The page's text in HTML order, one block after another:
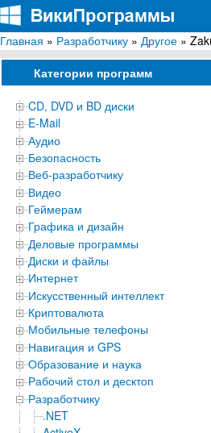
ВикиПрограммы
Энциклопедия бесплатных
Главная » Разработчику » Другое »
Категории программ
CD, DVD и BD диски
E-Mail
Аудио
Безопасность
Веб-разработчику
Видео
Геймерам
Графика и дизайн
Деловые программы
Диски и файлы
Интернет
Искусственный интеллект
Криптовалюта
Мобильные телефоны
Навигация и GPS
Образование и наука
Рабочий стол и десктоп
Разработчику
.NET